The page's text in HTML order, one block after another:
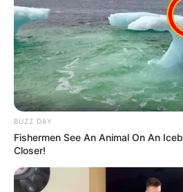
COMPARTIR
ALERTA BOGOTÁ EN
TEMAS RELACIONADOS
COVID-19
BUZZ DAY
Fishermen See An Animal On An
Closer!